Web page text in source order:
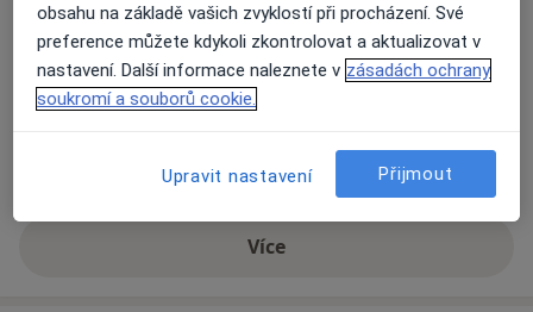
Dostupnost
Na této adrese online kalendář není aktivní
Co mám v takové situaci udělat?
Na teto adrese lékař přijímá pacienty na pojišťovnu
Víceo adrese
obsahu na základě vašich zvyklostí při procházení. Své
preference můžete kdykoli zkontrolovat a aktualizovat v
nastavení. Další informace naleznete v zásadách ochrany
soukromí a souborů cookie.
Upravit nastavení Přijmout